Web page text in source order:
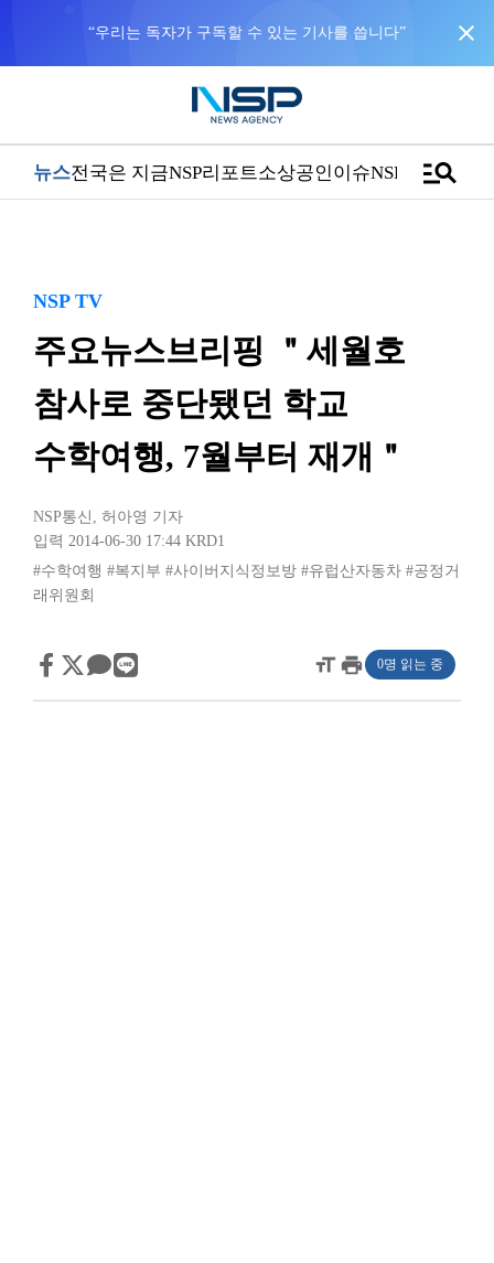
close
뉴스전국은 지금NSP리포트소상공인이슈NSPTVmanage_search
NSP TV
주요뉴스브리핑 ＂세월호
참사로 중단됐던 학교
수학여행, 7월부터 재개＂
NSP통신 , 허아영 기자
입력 2014-06-30 17:44 KRD1
#수학여행 #복지부 #사이버지식정보방 #유럽산자동차 #공정거
래위원회
format_sizeprint 0명 읽는 중